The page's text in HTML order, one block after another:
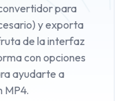
para
y exporta
de la interfaz
con opciones
ayudarte a
MP4.